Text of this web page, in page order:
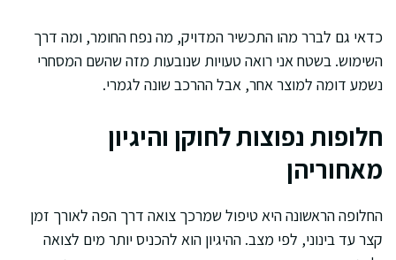
כדאי גם לברר מהו התכשיר המדויק, מה נפח החומר, ומה דרך
השימוש. בשטח אני רואה טעויות שנובעות מזה שהשם המסחרי
נשמע דומה למוצר אחר, אבל ההרכב שונה לגמרי.
חלופות נפוצות לחוקן והיגיון
מאחוריהן
החלופה הראשונה היא טיפול שמרכך צואה דרך הפה לאורך זמן
קצר עד בינוני, לפי מצב. ההיגיון הוא להכניס יותר מים לצואה